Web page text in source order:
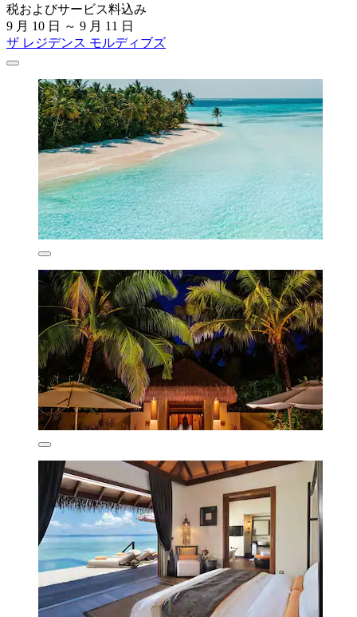
税およびサービス料込み
9 月 10 日 ～ 9 月 11 日
ザ レジデンス モルディブズ